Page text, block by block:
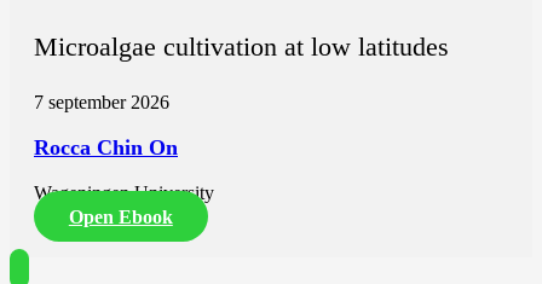
Microalgae cultivation at low latitudes
7 september 2026
Rocca Chin On
Wageningen University
Open Ebook